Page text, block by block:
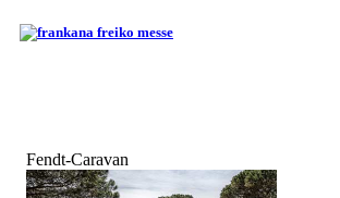
Fendt-Caravan